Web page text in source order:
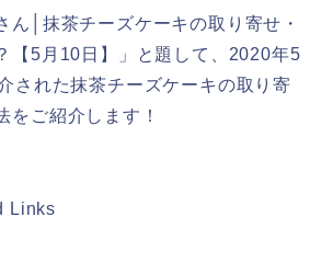
ん│抹茶チーズケーキの取り寄せ・
【5月10日】」と題して、2020年5
された抹茶チーズケーキの取り寄
をご紹介します！
Links